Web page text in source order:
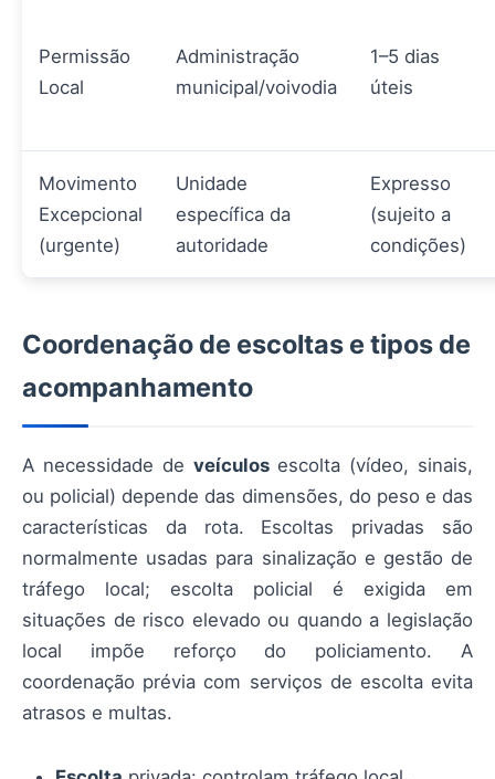
Permissão
Local
Administração
municipal/voivodia
1–5 dias
úteis
Movimento
Excepcional
(urgente)
Unidade
específica da
autoridade
Expresso
(sujeito a
condições)
Coordenação de escoltas e tipos de
acompanhamento
A necessidade de veículosescolta (vídeo, sinais,
ou policial) depende das dimensões, do peso e das
características da rota. Escoltas privadas são
normalmente usadas para sinalização e gestão de
tráfego local; escolta policial é exigida em
situações de risco elevado ou quando a legislação
local impõe reforço do policiamento. A
coordenação prévia com serviços de escolta evita
atrasos e multas.